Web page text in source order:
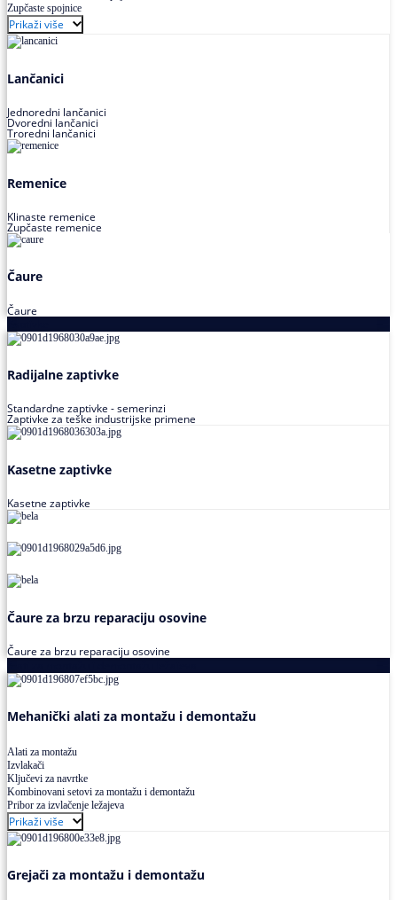
Zupčaste spojnice
Prikaži više
Lančanici
Jednoredni lančanici
Dvoredni lančanici
Troredni lančanici
Remenice
Klinaste remenice
Zupčaste remenice
Čaure
Čaure
Radijalne zaptivke
Standardne zaptivke - semerinzi
Zaptivke za teške industrijske primene
Kasetne zaptivke
Kasetne zaptivke
Čaure za brzu reparaciju osovine
Čaure za brzu reparaciju osovine
Mehanički alati za montažu i demontažu
Alati za montažu
Izvlakači
Ključevi za navrtke
Kombinovani setovi za montažu i demontažu
Pribor za izvlačenje ležajeva
Prikaži više
Grejači za montažu i demontažu